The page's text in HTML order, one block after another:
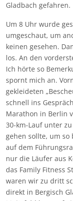
Gladbach gefahren.
Um 8 Uhr wurde
umgeschaut, um
keinen gesehen.
los. An den
Ich hörte so
spornt mich an.
gekleideten
schnell ins
Marathon in Berlin
30-km-Lauf unter
gehen sollte, um
auf dem
nur die Läufer aus
das Family Fitness
waren wir zu dritt
direkt in Bergisch